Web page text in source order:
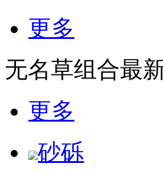
更多
无名草组合最
更多
砂砾